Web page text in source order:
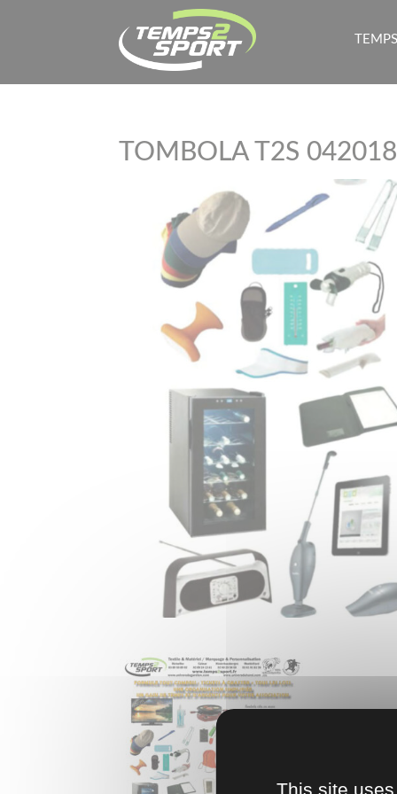
TOMBOLA T2S 042018
This site